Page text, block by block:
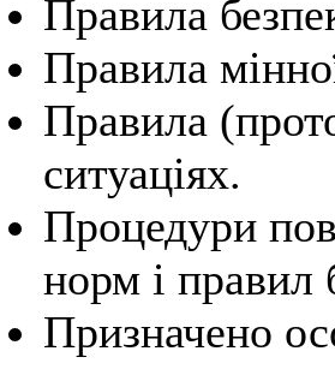
Правила
Правила
Правила
ситуаціях.
Процедури
норм і правил
Призначено